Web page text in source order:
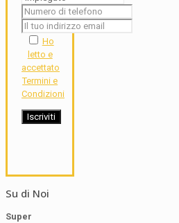
Ho
letto e
accettato
Termini e
Condizioni
Su di Noi
Super